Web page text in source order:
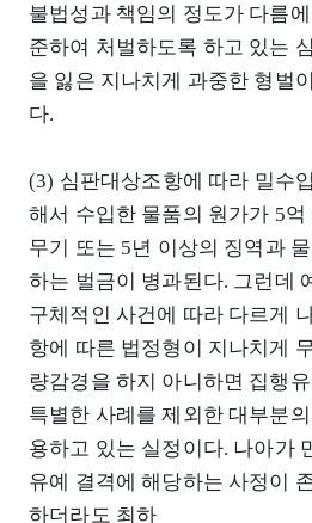
불법성과 책임의 정도가 다름
준하여 처벌하도록 하고 있는
을 잃은 지나치게 과중한 형벌
다.
(3) 심판대상조항에 따라 밀수
해서 수입한 물품의 원가가 5
무기 또는 5년 이상의 징역과
하는 벌금이 병과된다. 그런데
구체적인 사건에 따라 다르게
항에 따른 법정형이 지나치게
량감경을 하지 아니하면 집행
특별한 사례를 제외한 대부분
용하고 있는 실정이다. 나아가
유예 결격에 해당하는 사정이
하더라도 최하